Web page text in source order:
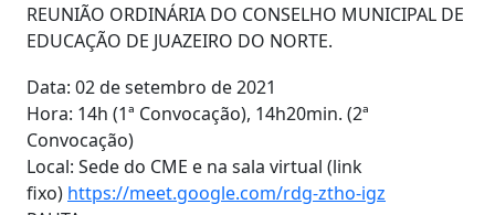
REUNIÃO ORDINÁRIA DO CONSELHO MUNICIPAL DE
EDUCAÇÃO DE JUAZEIRO DO NORTE.
Data: 02 de setembro de 2021
Hora: 14h (1ª Convocação), 14h20min. (2ª
Convocação)
Local: Sede do CME e na sala virtual (link
fixo) https://meet.google.com/rdg-ztho-igz